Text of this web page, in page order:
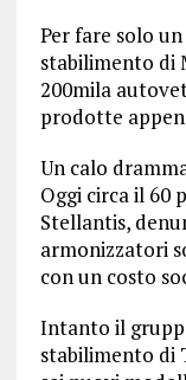
Per fare solo
stabilimento di
200mila
prodotte
Un calo
Oggi circa il 60
Stellantis,
armonizzatori
con un costo
Intanto il
stabilimento di